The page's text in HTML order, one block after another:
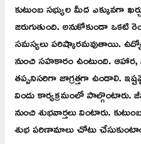
కుటుంబ సభ్యుల మీద ఎక్కువగా
జరుగుతుంది. అనుకోకుండా ఒకటి
సమస్యలు పరిష్కారమవుతాయి.
నుంచి సహకారం ఉంటుంది.
తప్పనిసరిగా జాగ్రత్తగా ఉండాలి.
విందు కార్యక్రమంలో
నుంచి శుభవార్తలు వింటారు.
శుభ పరిణామాలు చోటు